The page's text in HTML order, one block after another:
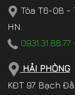
Tòa T6-08 -
HN.
0931.31.88.77
HẢI PHÒNG
KĐT 97 Bạch